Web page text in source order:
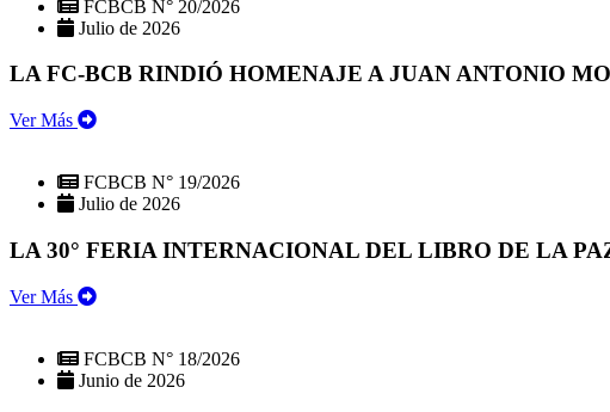
FCBCB N° 20/2026
Julio de 2026
LA FC-BCB RINDIÓ HOMENAJE A JUAN ANTONIO
Ver Más
FCBCB N° 19/2026
Julio de 2026
LA 30° FERIA INTERNACIONAL DEL LIBRO DE LA
Ver Más
FCBCB N° 18/2026
Junio de 2026